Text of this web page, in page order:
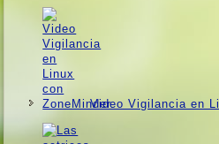
Video Vigilancia en